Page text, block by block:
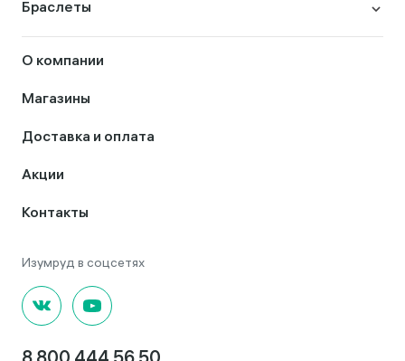
Браслеты
О компании
Магазины
Доставка и оплата
Акции
Контакты